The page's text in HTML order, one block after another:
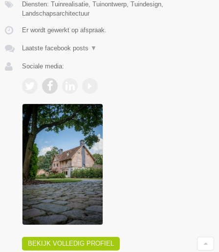
Diensten: Tuinrealisatie, Tuinontwerp, Tuindesign,
Landschapsarchitectuur
Er wordt gewerkt op afspraak.
Laatste facebook posts ▼
Sociale media:
BEKIJK VOLLEDIG PROFIEL